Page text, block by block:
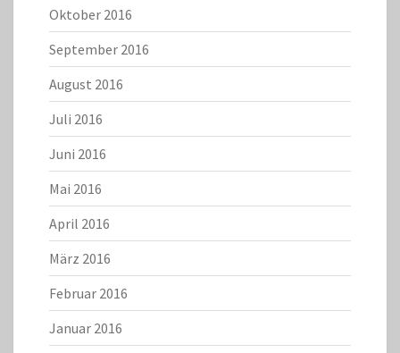
Oktober 2016
September 2016
August 2016
Juli 2016
Juni 2016
Mai 2016
April 2016
März 2016
Februar 2016
Januar 2016